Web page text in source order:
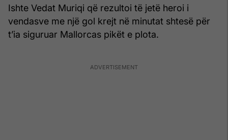
Ishte Vedat Muriqi që rezultoi të jetë heroi i
vendasve me një gol krejt në minutat shtesë për
t’ia siguruar Mallorcas pikët e plota.